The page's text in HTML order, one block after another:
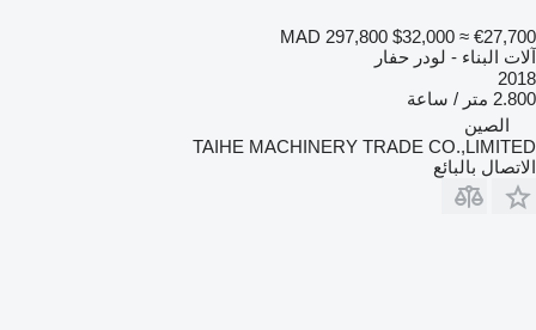
MAD 297,800 $32,000 ≈ €27,700
آلات البناء - لودر حفار
2018
2.800 متر / ساعة
الصين
TAIHE MACHINERY TRADE CO.,LIMITED
الاتصال بالبائع